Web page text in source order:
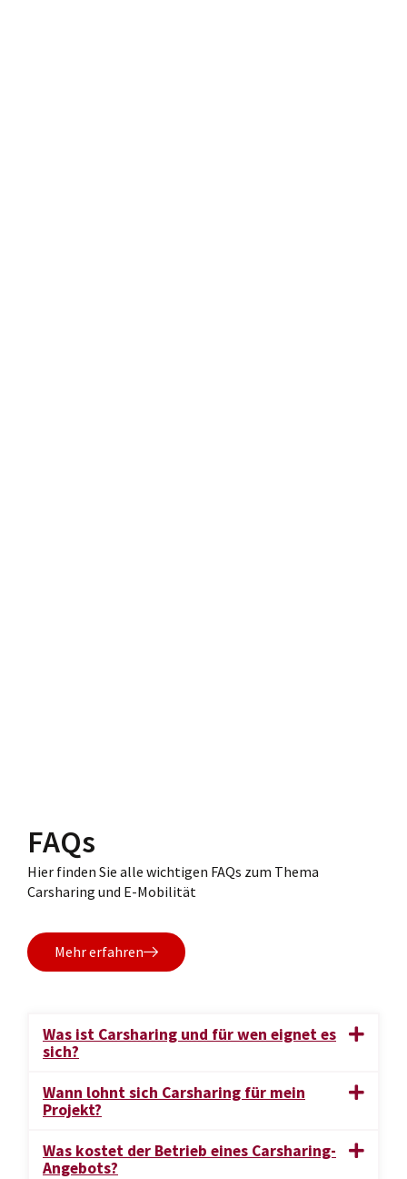
FAQs
Hier finden Sie alle wichtigen FAQs zum Thema
Carsharing und E-Mobilität
Mehr erfahren
Was ist Carsharing und für wen eignet es
sich?
Wann lohnt sich Carsharing für mein
Projekt?
Was kostet der Betrieb eines Carsharing-
Angebots?